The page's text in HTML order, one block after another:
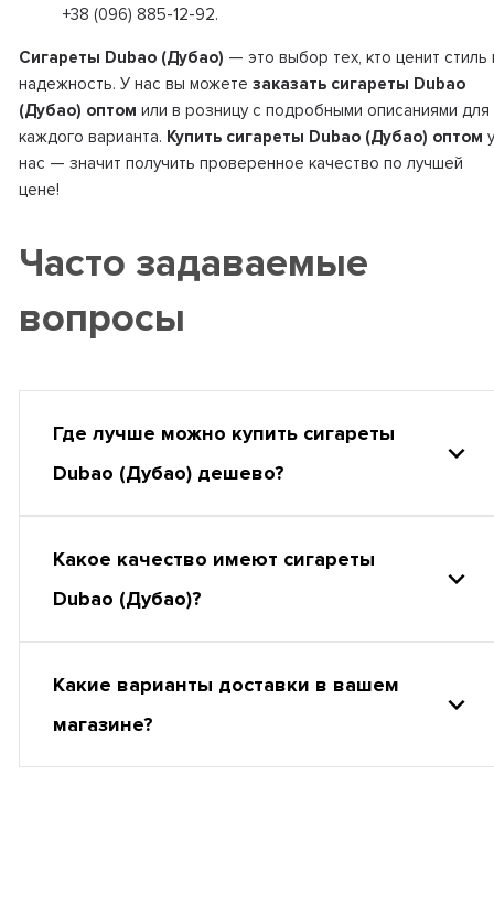
+38 (096) 885-12-92.
Сигареты Dubao (Дубао) — это выбор тех, кто ценит стиль
надежность. У нас вы можете заказать сигареты Dubao
(Дубао) оптом или в розницу с подробными описаниями для
каждого варианта. Купить сигареты Dubao (Дубао) оптом у
нас — значит получить проверенное качество по лучшей
цене!
Часто задаваемые
вопросы
Где лучше можно купить сигареты
Dubao (Дубао) дешево?
Какое качество имеют сигареты
Dubao (Дубао)?
Какие варианты доставки в вашем
магазине?